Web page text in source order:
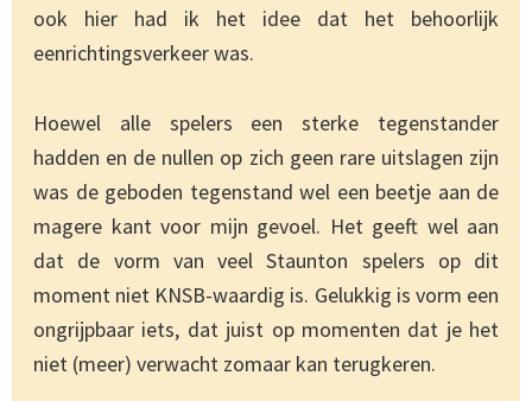
ook hier had ik het idee dat het behoorlijk
eenrichtingsverkeer was.
Hoewel alle spelers een sterke tegenstander
hadden en de nullen op zich geen rare uitslagen zijn
was de geboden tegenstand wel een beetje aan de
magere kant voor mijn gevoel. Het geeft wel aan
dat de vorm van veel Staunton spelers op dit
moment niet KNSB-waardig is. Gelukkig is vorm een
ongrijpbaar iets, dat juist op momenten dat je het
niet (meer) verwacht zomaar kan terugkeren.